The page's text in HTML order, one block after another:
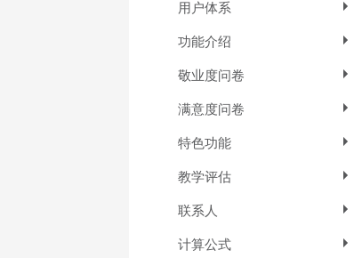
用户体系
功能介绍
敬业度问卷
满意度问卷
特色功能
教学评估
联系人
计算公式